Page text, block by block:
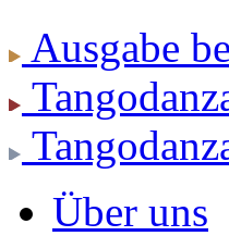
Ausgabe
Über uns